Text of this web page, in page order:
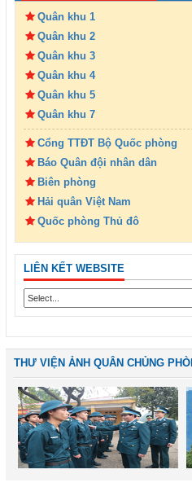
Quân khu 1
Quân khu 2
Quân khu 3
Quân khu 4
Quân khu 5
Quân khu 7
Cổng TTĐT Bộ Quốc phòng
Báo Quân đội nhân dân
Biên phòng
Hải quân Việt Nam
Quốc phòng Thủ đô
LIÊN KẾT WEBSITE
THƯ VIỆN ẢNH QUÂN CHỦNG